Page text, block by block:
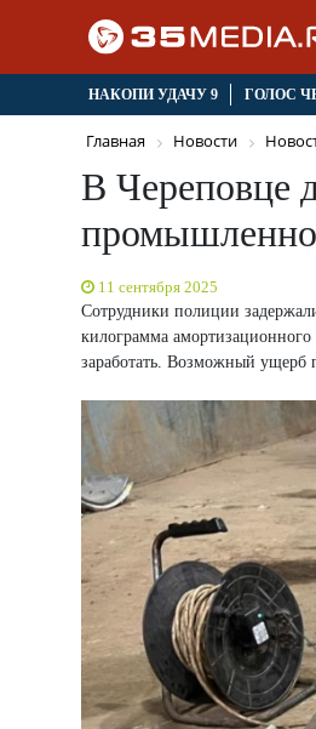
НАКОПИ УДАЧУ 9 ГОЛОС
Главная Новости
В Череповце
11 сентября 2025
Сотрудники полиции
килограмма
заработать. Возможный ущерб